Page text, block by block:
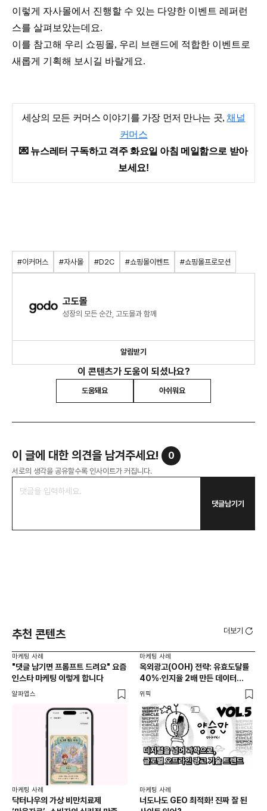
이렇게 자사몰에서 진행할 수 있는 다양한 이벤트 레퍼런
스를 살펴보았는데요.
이를 참고해 우리 쇼핑몰, 우리 브랜드에 적합한 이벤트로
새롭게 기획해 보시길 바랄게요.
세상의 모든 커머스 이야기를 가장 먼저 만나는 곳, 채널
커머스
💌 뉴스레터 구독하고 격주 화요일 아침 메일함으로 받아
보세요!
#이커머스 #자사몰 #D2C #쇼핑몰이벤트 #쇼핑몰프로모션
고도몰
성장의 모든 순간, 고도몰과 함께
알림받기
이 콘텐츠가 도움이 되셨나요?
도움돼요 아쉬워요
이 글에 대한 의견을 남겨주세요! 0
서로의 생각을 공유할수록 인사이트가 커집니다.
댓글남기기
추천 콘텐츠 더보기
마케팅 사례
"댓글 남기면 프롬프트 드려요" 요즘
인스타 마케팅 이렇게 합니다
알파앱스
마케팅 사례
옥외광고(OOH) 전략: 유효도달률
40%·인지율 2배 만든 데이터
활용법 | 애드타입 양승만 이사
위픽
마케팅 사례
닥터나우의 가상 비만치료제
마케팅 사례
너도나도 GEO 최적화! 진짜 잘 된